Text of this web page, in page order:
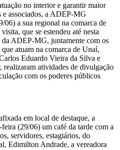
no interior e garantir maior
e associados, a ADEP-MG
06) a sua regional na comarca de
que se estendeu até nesta
ADEP-MG, juntamente com os
atuam na comarca de Unaí,
Eduardo Vieira da Silva e
atividades de divulgação
com os poderes públicos
em local de destaque, a
(29/06) um café da tarde com a
servidores, estagiários, do
Edimilton Andrade, a vereadora